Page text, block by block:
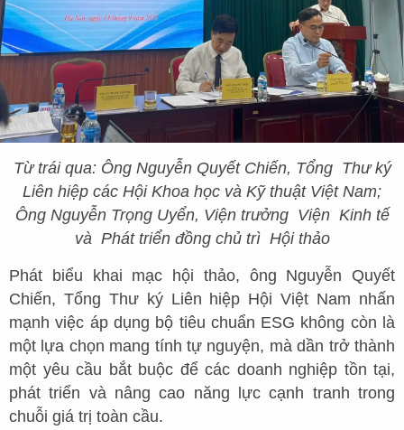
Từ trái qua: Ông Nguyễn Quyết Chiến, Tổng Thư ký
Liên hiệp các Hội Khoa học và Kỹ thuật Việt Nam;
Ông Nguyễn Trọng Uyển, Viện trưởng Viện Kinh tế
và Phát triển đồng chủ trì Hội thảo
Phát biểu khai mạc hội thảo, ông Nguyễn Quyết
Chiến, Tổng Thư ký Liên hiệp Hội Việt Nam nhấn
mạnh việc áp dụng bộ tiêu chuẩn ESG không còn là
một lựa chọn mang tính tự nguyện, mà dần trở thành
một yêu cầu bắt buộc để các doanh nghiệp tồn tại,
phát triển và nâng cao năng lực cạnh tranh trong
chuỗi giá trị toàn cầu.